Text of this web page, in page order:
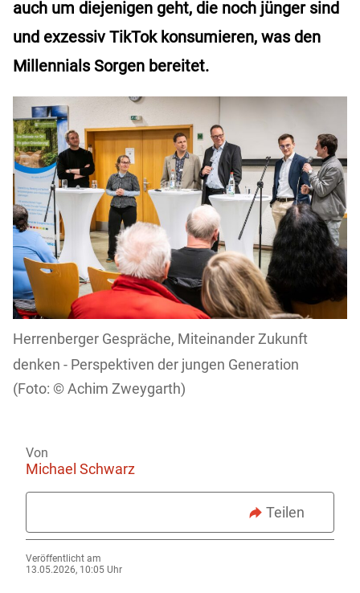
auch um diejenigen geht, die noch jünger sind
und exzessiv TikTok konsumieren, was den
Millennials Sorgen bereitet.
Herrenberger Gespräche, Miteinander Zukunft
denken - Perspektiven der jungen Generation
Achim Zweygarth)
Von
Michael Schwarz
Teilen
Veröffentlicht am
13.05.2026, 10:05 Uhr